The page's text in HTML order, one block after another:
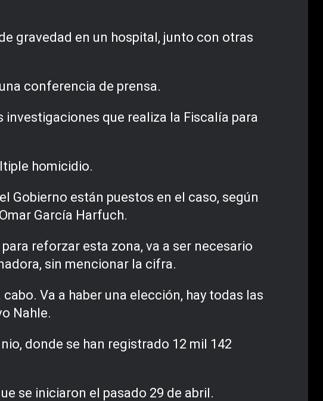
gravedad en un hospital, junto con otras
conferencia de prensa.
que realiza la Fiscalía para
homicidio.
Gobierno están puestos en el caso, según
García Harfuch.
reforzar esta zona, va a ser necesario
sin mencionar la cifra.
Va a haber una elección, hay todas las
Nahle.
donde se han registrado 12 mil 142
se iniciaron el pasado 29 de abril.